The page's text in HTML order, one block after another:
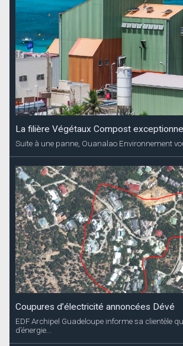
La filière Végétaux Compost
Suite à une panne, Ouanalao Environnement
Coupures d’électricité annoncées Dévé
EDF Archipel Guadeloupe informe sa clientèle
d’énergie...